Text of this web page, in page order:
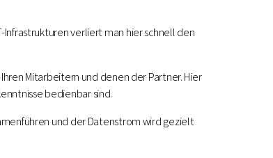
Infrastrukturen verliert man hier schnell den
Mitarbeitern und denen der Partner. Hier
bedienbar sind.
und der Datenstrom wird gezielt